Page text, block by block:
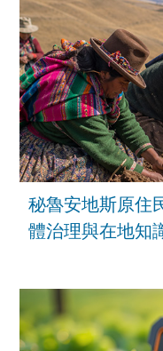
秘魯安地斯原住
體治理與在地知